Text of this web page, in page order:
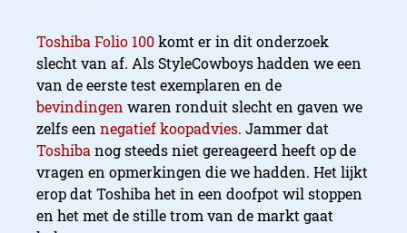
Toshiba Folio 100komt er in dit onderzoek
slecht van af. Als StyleCowboys hadden we een
van de eerste test exemplaren en de
bevindingen waren ronduit slecht en gaven we
zelfs een negatief koopadvies. Jammer dat
Toshiba nog steeds niet gereageerd heeft op de
vragen en opmerkingen die we hadden. Het lijkt
erop dat Toshiba het in een doofpot wil stoppen
en het met de stille trom van de markt gaat